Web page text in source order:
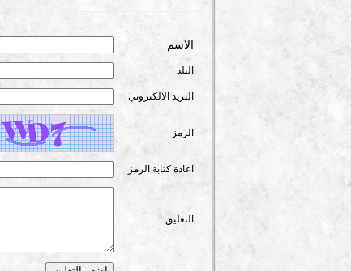
الاسم
البلد
البريد الالكتروني
الرمز
اعادة كتابة الرمز
التعليق